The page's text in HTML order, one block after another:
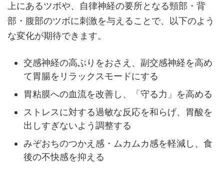
上にあるツボや、自律神経の要所となる頸部・背
部・腹部のツボに刺激を与えることで、以下のよう
な変化が期待できます。
交感神経の高ぶりをおさえ、副交感神経を高め
て胃腸をリラックスモードにする
胃粘膜への血流を改善し、「守る力」を高める
ストレスに対する過敏な反応を和らげ、胃酸を
出しすぎないよう調整する
みぞおちのつかえ感・ムカムカ感を軽減し、食
後の不快感を抑える